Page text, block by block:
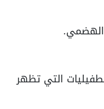
الهضمي.
التي تظهر